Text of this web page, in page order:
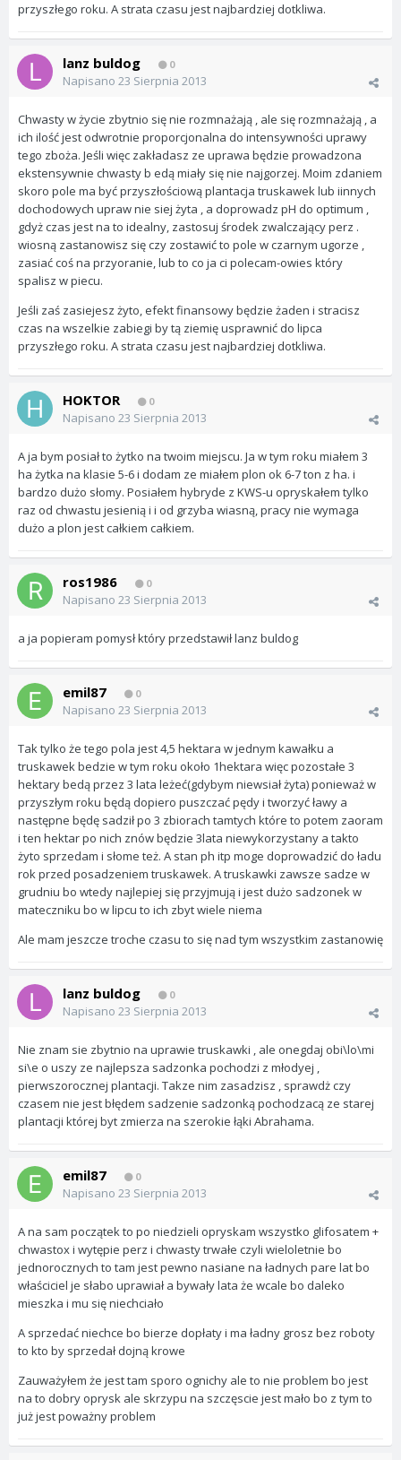
przyszłego roku. A strata czasu jest najbardziej dotkliwa.
lanz buldog 0
Napisano 23 Sierpnia 2013
Chwasty w życie zbytnio się nie rozmnażają , ale się rozmnażają , a
ich ilość jest odwrotnie proporcjonalna do intensywności uprawy
tego zboża. Jeśli więc zakładasz ze uprawa będzie prowadzona
ekstensywnie chwasty b edą miały się nie najgorzej. Moim zdaniem
skoro pole ma być przyszłościową plantacja truskawek lub iinnych
dochodowych upraw nie siej żyta , a doprowadz pH do optimum ,
gdyż czas jest na to idealny, zastosuj środek zwalczający perz .
wiosną zastanowisz się czy zostawić to pole w czarnym ugorze ,
zasiać coś na przyoranie, lub to co ja ci polecam-owies który
spalisz w piecu.
Jeśli zaś zasiejesz żyto, efekt finansowy będzie żaden i stracisz
czas na wszelkie zabiegi by tą ziemię usprawnić do lipca
przyszłego roku. A strata czasu jest najbardziej dotkliwa.
HOKTOR 0
Napisano 23 Sierpnia 2013
A ja bym posiał to żytko na twoim miejscu. Ja w tym roku miałem 3
ha żytka na klasie 5-6 i dodam ze miałem plon ok 6-7 ton z ha. i
bardzo dużo słomy. Posiałem hybryde z KWS-u opryskałem tylko
raz od chwastu jesienią i i od grzyba wiasną, pracy nie wymaga
dużo a plon jest całkiem całkiem.
ros1986 0
Napisano 23 Sierpnia 2013
a ja popieram pomysł który przedstawił lanz buldog
emil87 0
Napisano 23 Sierpnia 2013
Tak tylko że tego pola jest 4,5 hektara w jednym kawałku a
truskawek bedzie w tym roku około 1hektara więc pozostałe 3
hektary bedą przez 3 lata leżeć(gdybym niewsiał żyta) ponieważ w
przyszłym roku będą dopiero puszczać pędy i tworzyć ławy a
następne będę sadził po 3 zbiorach tamtych które to potem zaoram
i ten hektar po nich znów będzie 3lata niewykorzystany a takto
żyto sprzedam i słome też. A stan ph itp moge doprowadzić do ładu
rok przed posadzeniem truskawek. A truskawki zawsze sadze w
grudniu bo wtedy najlepiej się przyjmują i jest dużo sadzonek w
mateczniku bo w lipcu to ich zbyt wiele niema
Ale mam jeszcze troche czasu to się nad tym wszystkim zastanowię
lanz buldog 0
Napisano 23 Sierpnia 2013
Nie znam sie zbytnio na uprawie truskawki , ale onegdaj obi\lo\mi
si\e o uszy ze najlepsza sadzonka pochodzi z młodyej ,
pierwszorocznej plantacji. Takze nim zasadzisz , sprawdż czy
czasem nie jest błędem sadzenie sadzonką pochodzacą ze starej
plantacji której byt zmierza na szerokie łąki Abrahama.
emil87 0
Napisano 23 Sierpnia 2013
A na sam początek to po niedzieli opryskam wszystko glifosatem +
chwastox i wytępie perz i chwasty trwałe czyli wieloletnie bo
jednorocznych to tam jest pewno nasiane na ładnych pare lat bo
właściciel je słabo uprawiał a bywały lata że wcale bo daleko
mieszka i mu się niechciało
A sprzedać niechce bo bierze dopłaty i ma ładny grosz bez roboty
to kto by sprzedał dojną krowe
Zauważyłem że jest tam sporo ognichy ale to nie problem bo jest
na to dobry oprysk ale skrzypu na szczęscie jest mało bo z tym to
już jest poważny problem